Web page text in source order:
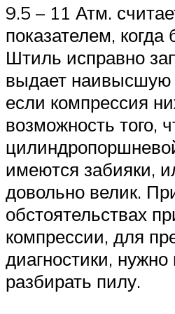
9.5 – 11 Атм.
показателем, когда
Штиль исправно
выдает
если компрессия
возможность того,
имеются забияки,
довольно велик.
обстоятельствах
компрессии, для
диагностики, нужно
разбирать пилу.